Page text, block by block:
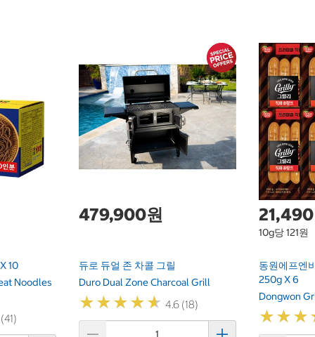
10
Noodles
479,900원
듀로 듀얼 존 차콜 그릴
Duro Dual Zone Charcoal Grill
★★★★★
★★★★★ 4.6 (18)
10g당 121원
동원에프엔
250g X 6
Dongwon
★★★
★★★